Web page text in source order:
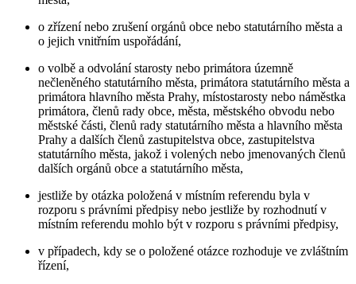
o zřízení nebo zrušení orgánů obce nebo statutárního města a
o jejich vnitřním uspořádání,
o volbě a odvolání starosty nebo primátora územně
nečleněného statutárního města, primátora statutárního města a
primátora hlavního města Prahy, místostarosty nebo náměstka
primátora, členů rady obce, města, městského obvodu nebo
městské části, členů rady statutárního města a hlavního města
Prahy a dalších členů zastupitelstva obce, zastupitelstva
statutárního města, jakož i volených nebo jmenovaných členů
dalších orgánů obce a statutárního města,
jestliže by otázka položená v místním referendu byla v
rozporu s právními předpisy nebo jestliže by rozhodnutí v
místním referendu mohlo být v rozporu s právními předpisy,
v případech, kdy se o položené otázce rozhoduje ve zvláštním
řízení,